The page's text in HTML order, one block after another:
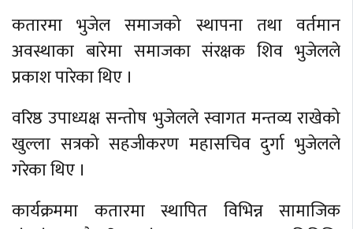
कतारमा भुजेल समाजको स्थापना तथा वर्तमान
अवस्थाका बारेमा समाजका संरक्षक शिव भुजेलले
प्रकाश पारेका थिए ।
वरिष्ठ उपाध्यक्ष सन्तोष भुजेलले स्वागत मन्तव्य राखेको
खुल्ला सत्रको सहजीकरण महासचिव दुर्गा भुजेलले
गरेका थिए ।
कार्यक्रममा कतारमा स्थापित विभिन्न सामाजिक